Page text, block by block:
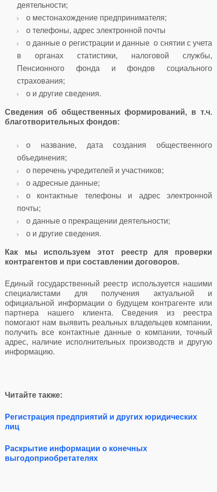
деятельности;
o местонахождение предпринимателя;
o телефоны, адрес электронной почты
o данные о регистрации и данные о снятии с учета
в органах статистики, налоговой службы,
Пенсионного фонда и фондов социального
страхования;
o и другие сведения.
Сведения об общественных формирований, в т.ч.
благотворительных фондов:
o название, дата создания общественного
объединения;
o перечень учредителей и участников;
o адресные данные;
o контактные телефоны и адрес электронной
почты;
o данные о прекращении деятельности;
o и другие сведения.
Как мы используем этот реестр для проверки
контрагентов и при составлении договоров.
Единый государственный реестр используется нашими
специалистами для получения актуальной и
официальной информации о будущем контрагенте или
партнера нашего клиента. Сведения из реестра
помогают нам выявить реальных владельцев компании,
получить все контактные данные о компании, точный
адрес, наличие исполнительных производств и другую
информацию.
Читайте также:
Регистрация предприятий и других юридических
лиц
Раскрытие информации о конечных
выгодоприобретателях